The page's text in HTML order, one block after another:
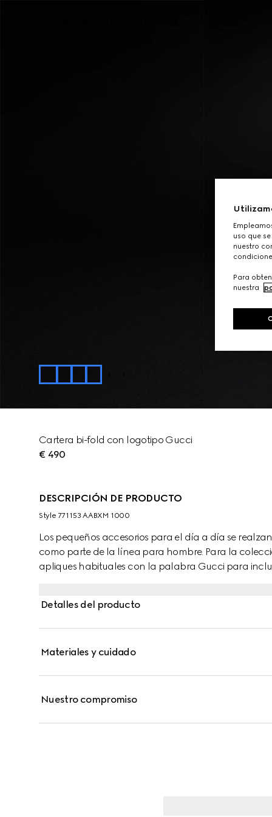
Cartera bi-fold con logotipo Gucci
€ 490
DESCRIPCIÓN DE PRODUCTO
Style ‎771153 AABXM 1000
Los pequeños accesorios para el día a día se
como parte de la línea para hombre. Para la
apliques habituales con la palabra Gucci para
Detalles del producto
Materiales y cuidado
Nuestro compromiso
uso que
nuestro
Para
nuestra